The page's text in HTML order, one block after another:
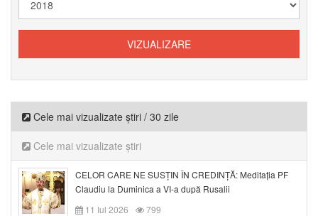
Cele mai vizualizate știri / 30 zile
Cele mai vizualizate știri
CELOR CARE NE SUSȚIN ÎN CREDINȚĂ: Meditația PF
Claudiu la Duminica a VI-a după Rusalii
11 Iul 2026
799